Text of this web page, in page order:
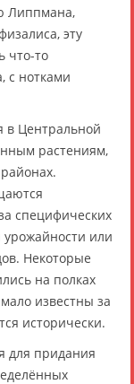
Липпмана,
эту
что-то
с нотками
в Центральной
растениям,
специфических
или
Некоторые
на полках
известны за
исторически.
для придания